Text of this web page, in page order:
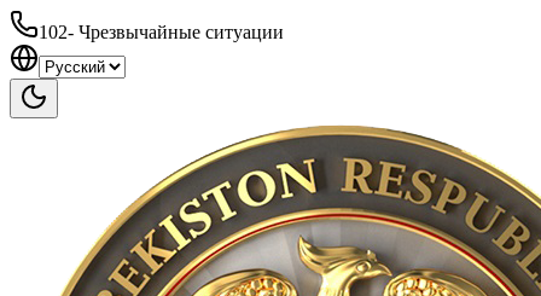
102- Чрезвычайные ситуации